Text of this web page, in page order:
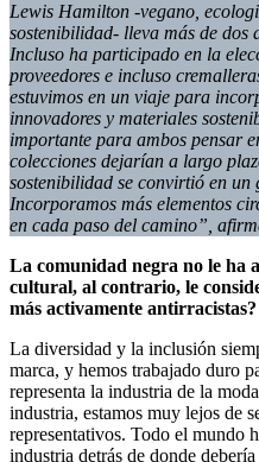
Lewis Hamilton -vegano,
sostenibilidad- lleva más de
Incluso ha participado en la
proveedores e incluso
estuvimos en un viaje para
innovadores y materiales
importante para ambos pensar
colecciones dejarían a largo
sostenibilidad se convirtió en un
Incorporamos más elementos
en cada paso del camino”,
La comunidad negra no le ha
cultural, al contrario, le
más activamente antirracistas?
La diversidad y la inclusión
marca, y hemos trabajado duro
representa la industria de la
industria, estamos muy lejos de
representativos. Todo el mundo
industria detrás de donde